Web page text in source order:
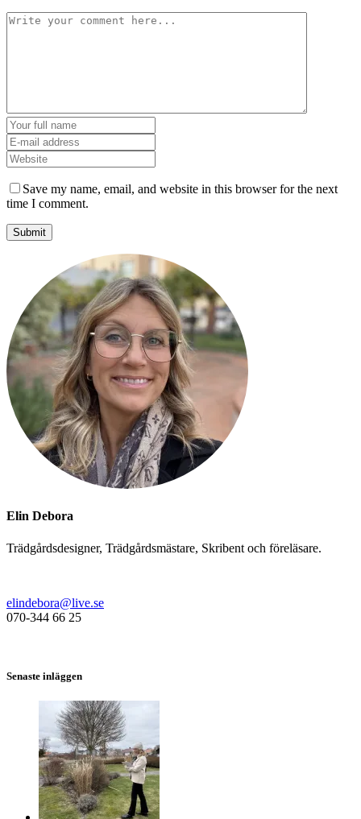
Save my name, email, and website in this browser for the next
time I comment.
Elin Debora
Trädgårdsdesigner, Trädgårdsmästare, Skribent och föreläsare.
elindebora@live.se
070-344 66 25
Senaste inläggen